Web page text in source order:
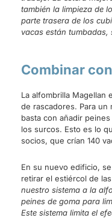
también la limpieza de
parte trasera de los
vacas están tumbadas,
Combinar
La alfombrilla Magellan
de rascadores. Para
basta con añadir
los surcos. Esto es lo
socios, que crían 140
En su nuevo edificio,
retirar el estiércol de
nuestro sistema a la
peines de goma para
Este sistema limita el